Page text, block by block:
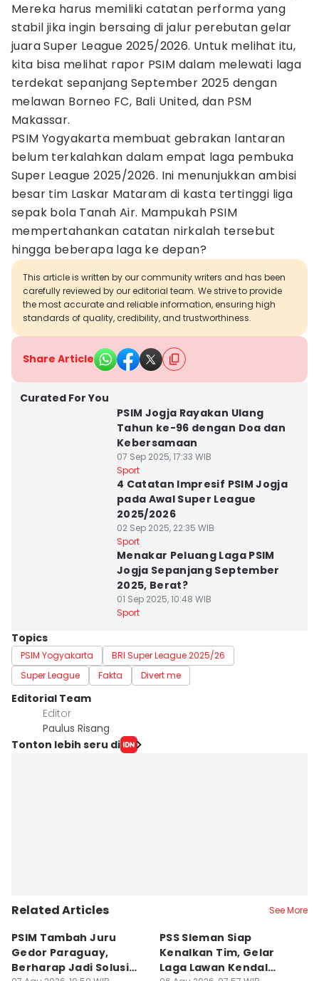
Mereka harus memiliki catatan performa yang
stabil jika ingin bersaing di jalur perebutan gelar
juara Super League 2025/2026. Untuk melihat itu,
kita bisa melihat rapor PSIM dalam melewati laga
terdekat sepanjang September 2025 dengan
melawan Borneo FC, Bali United, dan PSM
Makassar.
PSIM Yogyakarta membuat gebrakan lantaran
belum terkalahkan dalam empat laga pembuka
Super League 2025/2026. Ini menunjukkan ambisi
besar tim Laskar Mataram di kasta tertinggi liga
sepak bola Tanah Air. Mampukah PSIM
mempertahankan catatan nirkalah tersebut
hingga beberapa laga ke depan?
This article is written by our community writers and has been
carefully reviewed by our editorial team. We strive to provide
the most accurate and reliable information, ensuring high
standards of quality, credibility, and trustworthiness.
Share Article
Curated For You
PSIM Jogja Rayakan Ulang
Tahun ke-96 dengan Doa dan
Kebersamaan
07 Sep 2025, 17:33 WIB
Sport
4 Catatan Impresif PSIM Jogja
pada Awal Super League
2025/2026
02 Sep 2025, 22:35 WIB
Sport
Menakar Peluang Laga PSIM
Jogja Sepanjang September
2025, Berat?
01 Sep 2025, 10:48 WIB
Sport
Topics
PSIM Yogyakarta
BRI Super League 2025/26
Super League
Fakta Divert me
Editorial Team
Editor
Paulus Risang
Tonton lebih seru di
Related Articles See More
PSIM Tambah Juru
Gedor Paraguay,
Berharap Jadi Solusi
PSS Sleman Siap
Kenalkan Tim, Gelar
Laga Lawan Kendal